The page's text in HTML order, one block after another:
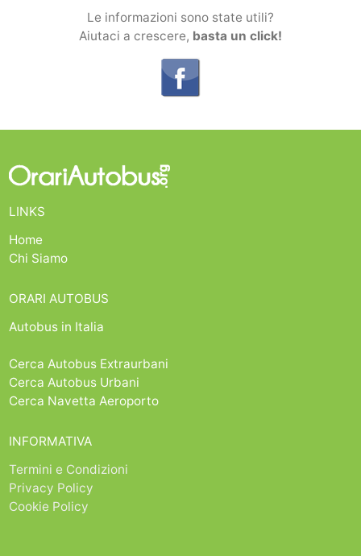
Le informazioni sono state utili?
Aiutaci a crescere, basta un click!
LINKS
Home
Chi Siamo
ORARI AUTOBUS
Autobus in Italia
Cerca Autobus Extraurbani
Cerca Autobus Urbani
Cerca Navetta Aeroporto
INFORMATIVA
Termini e Condizioni
Privacy Policy
Cookie Policy